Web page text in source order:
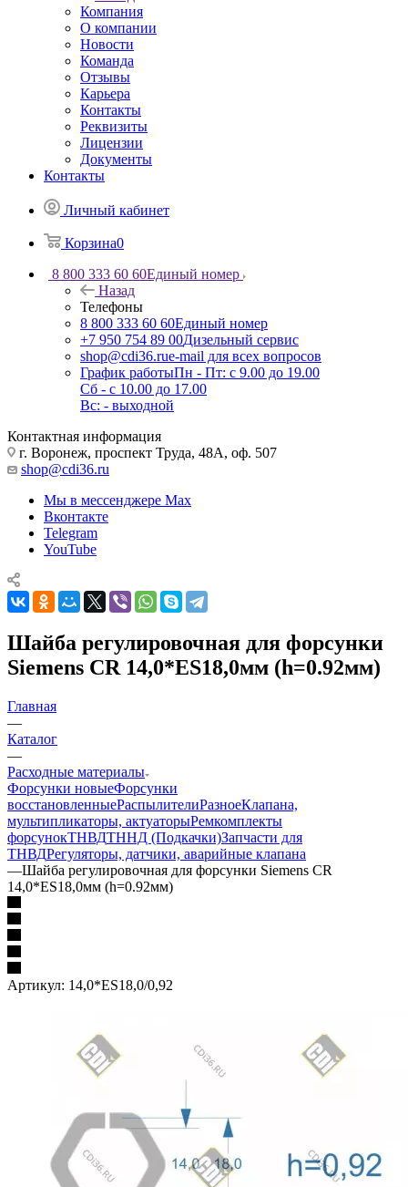
Компания
О компании
Новости
Команда
Отзывы
Карьера
Контакты
Реквизиты
Лицензии
Документы
Контакты
Личный кабинет
Корзина0
8 800 333 60 60Единый номер
Назад
Телефоны
8 800 333 60 60Единый номер
+7 950 754 89 00Дизельный сервис
shop@cdi36.rue-mail для всех вопросов
График работыПн - Пт: с 9.00 до 19.00
Сб - с 10.00 до 17.00
Вс: - выходной
Контактная информация
г. Воронеж, проспект Труда, 48А, оф. 507
shop@cdi36.ru
Мы в мессенджере Max
Вконтакте
Telegram
YouTube
Шайба регулировочная для форсунки
Siemens CR 14,0*ES18,0мм (h=0.92мм)
Главная
—
Каталог
—
Расходные материалы
Форсунки новыеФорсунки
восстановленныеРаспылителиРазноеКлапана,
мультипликаторы, актуаторыРемкомплекты
форсунокТНВДТННД (Подкачки)Запчасти для
ТНВДРегуляторы, датчики, аварийные клапана
—Шайба регулировочная для форсунки Siemens CR
14,0*ES18,0мм (h=0.92мм)
Артикул: 14,0*ES18,0/0,92